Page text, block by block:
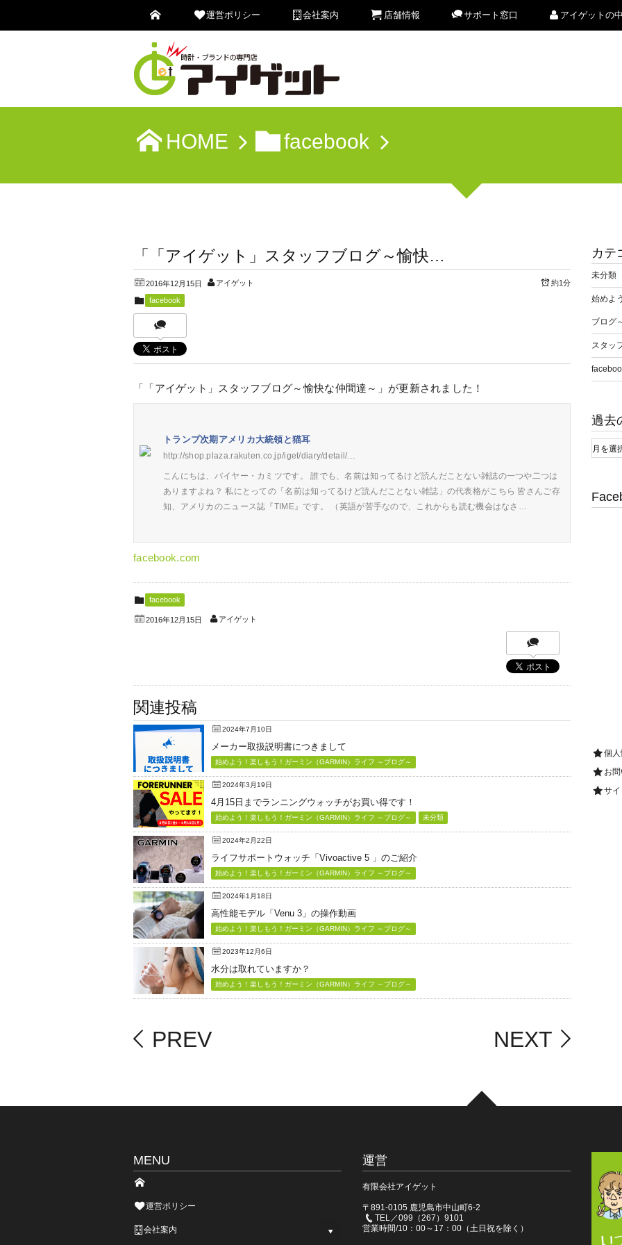
運営ポリシー 会社案内 店舗情報 サポート窓口 アイゲットの
HOME facebook
「「アイゲット」スタッフブログ～愉快…
2016年12月15日 アイゲット 約1分
facebook
「「アイゲット」スタッフブログ～愉快な仲間達～」が更新されました！
トランプ次期アメリカ大統領と猫耳
http://shop.plaza.rakuten.co.jp/iget/diary/detail/…
こんにちは、バイヤー・カミツです。 誰でも、名前は知ってるけど読んだことない雑誌の一つや二つは
ありますよね？ 私にとっての「名前は知ってるけど読んだことない雑誌」の代表格がこちら 皆さんご存
知、アメリカのニュース誌『TIME』です。 （英語が苦手なので、これからも読む機会はなさ…
facebook.com
facebook
2016年12月15日 アイゲット
関連投稿
2024年7月10日
メーカー取扱説明書につきまして
始めよう！楽しもう！ガーミン（GARMIN）ライフ ～ブログ～
2024年3月19日
4月15日までランニングウォッチがお買い得です！
始めよう！楽しもう！ガーミン（GARMIN）ライフ ～ブログ～ 未分類
2024年2月22日
ライフサポートウォッチ「Vivoactive 5 」のご紹介
始めよう！楽しもう！ガーミン（GARMIN）ライフ ～ブログ～
2024年1月18日
高性能モデル「Venu 3」の操作動画
始めよう！楽しもう！ガーミン（GARMIN）ライフ ～ブログ～
2023年12月6日
水分は取れていますか？
始めよう！楽しもう！ガーミン（GARMIN）ライフ ～ブログ～
PREV NEXT
カテ
未分類
始めよ
ブログ
スタッ
過去
個
お
サ
MENU
運営ポリシー
会社案内
運営
有限会社アイゲット
〒891-0105 鹿児島市中山町6-2
TEL／099（267）9101
営業時間/10：00～17：00（土日祝を除く）